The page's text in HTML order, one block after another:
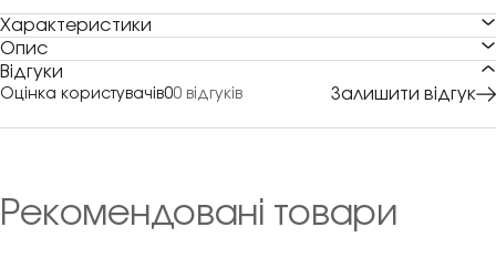
Характеристики
Опис
Відгуки
Оцінка користувачів00 відгуків Залишити відгук
Рекомендовані товари